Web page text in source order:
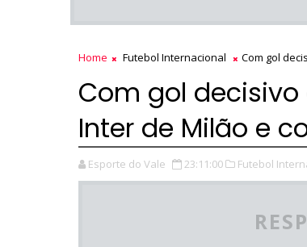
Home Futebol Internacional Com gol
Com gol decisivo
Inter de Milão e
Esporte do Vale 23:11:00 Futebol